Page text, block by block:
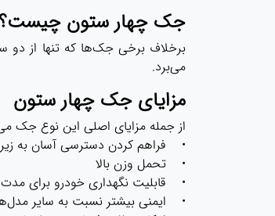
جک چهار ستون چیست؟
برخلاف برخی جک‌ها که تنها از دو
می‌برد.
مزایای جک چهار ستون
از جمله مزایای اصلی این نوع جک
• فراهم کردن دسترسی آسان به زیر
• تحمل وزن بالا
• قابلیت نگهداری خودرو برای
• ایمنی بیشتر نسبت به سایر